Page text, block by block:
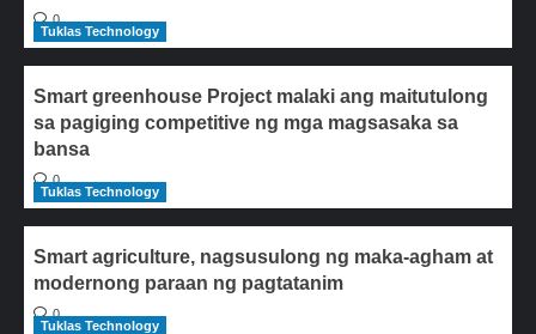
0
Tuklas Technology
Smart greenhouse Project malaki ang maitutulong
sa pagiging competitive ng mga magsasaka sa
bansa
0
Tuklas Technology
Smart agriculture, nagsusulong ng maka-agham at
modernong paraan ng pagtatanim
0
Tuklas Technology